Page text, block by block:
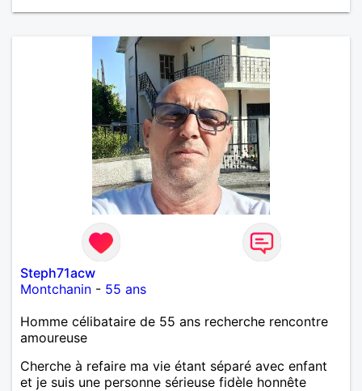
moments de complicité, de rire et de confiance. Je
une belle amitié et qu'il n'est jamais trop tard pour
écrire une nouvelle histoire. Si vous aimez les
échanges sincères, les valeurs de respect et de
simplicité, nous pourrions faire connaissance autour
d'un café suivi d'une balade, sans précipitation et
laisser le temps faire le reste. Au plaisir de vous lire.
Steph71acw
Montchanin - 55 ans
Homme célibataire de 55 ans recherche rencontre
amoureuse
Cherche à refaire ma vie étant séparé avec enfant
et je suis une personne sérieuse fidèle honnête